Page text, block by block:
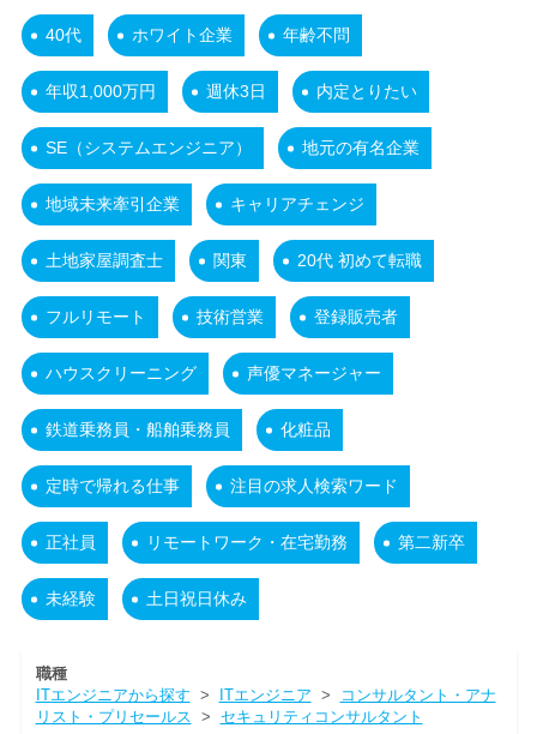
40代 ホワイト企業 年齢不問
年収1,000万円 週休3日 内定とりたい
SE（システムエンジニア） 地元の有名企業
地域未来牽引企業 キャリアチェンジ
土地家屋調査士 関東 20代 初めて転職
フルリモート 技術営業 登録販売者
ハウスクリーニング 声優マネージャー
鉄道乗務員・船舶乗務員 化粧品
定時で帰れる仕事 注目の求人検索ワード
正社員 リモートワーク・在宅勤務 第二新卒
未経験 土日祝日休み
職種
ITエンジニアから探す > ITエンジニア >
コンサルタント・アナ
リスト・プリセールス > セキュリティコンサルタント